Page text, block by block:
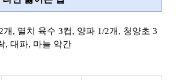
, 멸치 육수 3컵, 양파 1/2개, 청양초 3
, 대파, 마늘 약간